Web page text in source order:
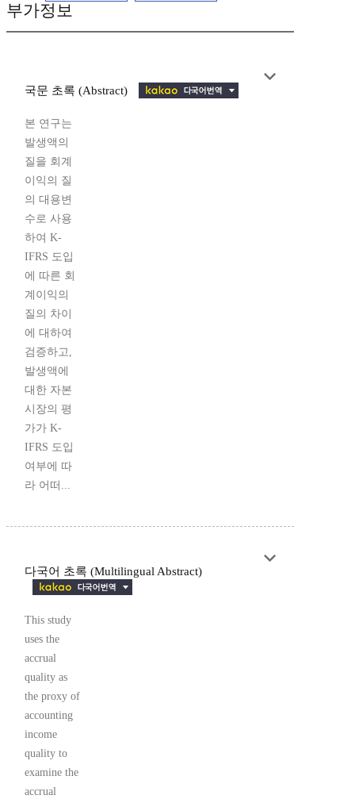
부가정보
국문 초록 (Abstract)
본 연구는
발생액의
질을 회계
이익의 질
의 대용변
수로 사용
하여 K-
IFRS 도입
에 따른 회
계이익의
질의 차이
에 대하여
검증하고,
발생액에
대한 자본
시장의 평
가가 K-
IFRS 도입
여부에 따
라 어떠...
다국어 초록 (Multilingual Abstract)
This study
uses the
accrual
quality as
the proxy of
accounting
income
quality to
examine the
accrual